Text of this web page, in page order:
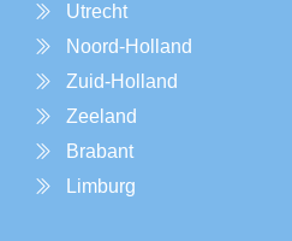
Utrecht
Noord-Holland
Zuid-Holland
Zeeland
Brabant
Limburg